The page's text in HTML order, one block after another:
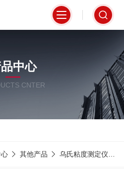
中心
CNTER
其他产品 乌氏粘度测定仪